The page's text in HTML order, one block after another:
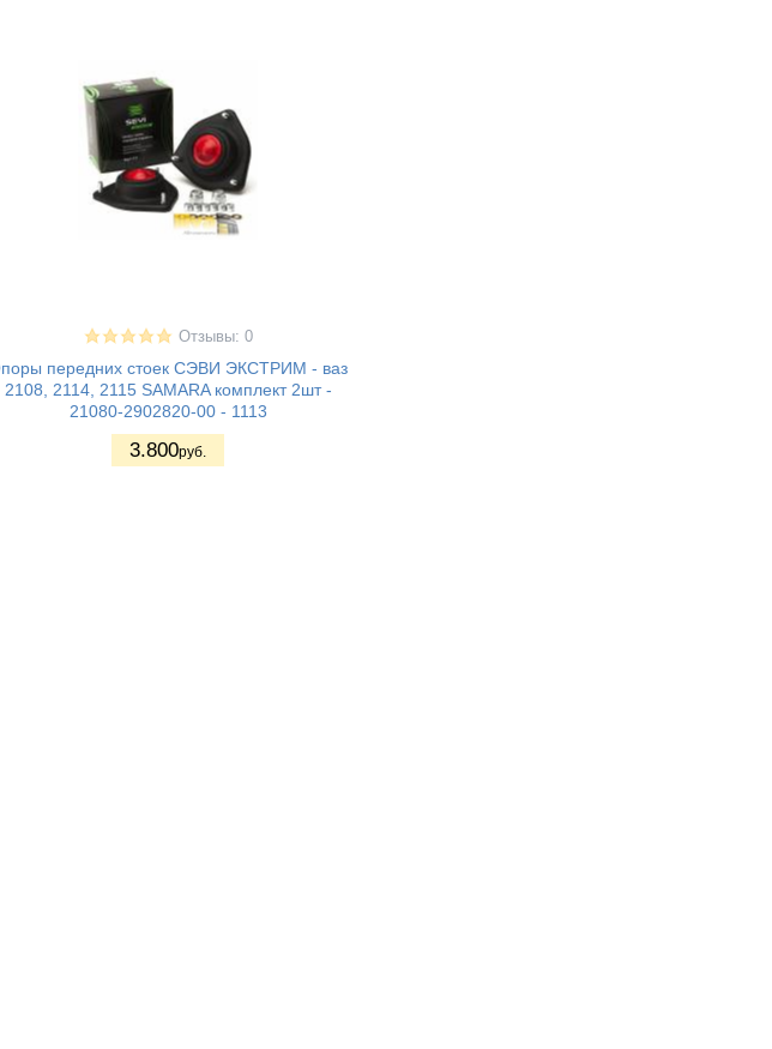
Отзывы: 0
передних стоек СЭВИ ЭКСТРИМ - ваз
2108, 2114, 2115 SAMARA комплект 2шт -
21080-2902820-00 - 1113
3.800руб.